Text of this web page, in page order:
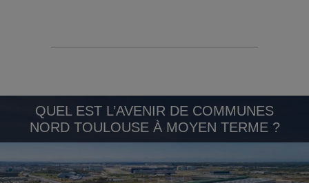
QUEL EST L’AVENIR DE COMMUNES
NORD TOULOUSE À MOYEN TERME ?